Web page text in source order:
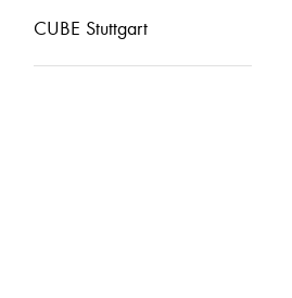
CUBE Stuttgart